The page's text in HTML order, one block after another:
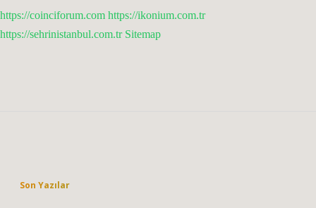
https://coinciforum.com https://ikonium.com.tr
https://sehrinistanbul.com.tr Sitemap
Son Yazılar